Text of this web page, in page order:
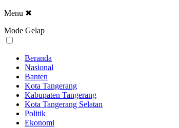
Menu ✖
Mode Gelap
Beranda
Nasional
Banten
Kota Tangerang
Kabupaten Tangerang
Kota Tangerang Selatan
Politik
Ekonomi